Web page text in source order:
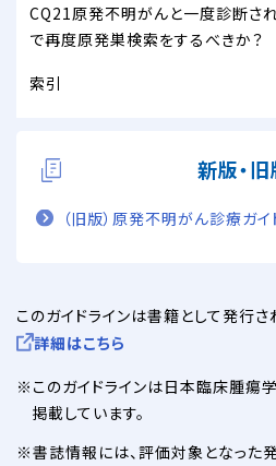
CQ21原発不明がんと一度診断さ
で再度原発巣検索をするべきか？
索引
新版・旧
（旧版）原発不明がん診療ガ
このガイドラインは書籍として発行さ
詳細はこちら
このガイドラインは日本臨床腫瘍
掲載しています。
書誌情報には、評価対象となった